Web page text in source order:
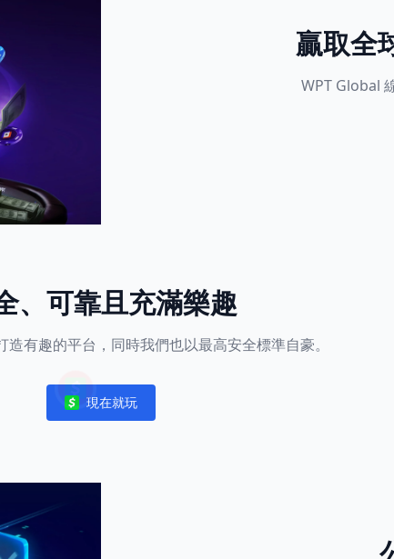
贏取全
WPT Global
、可靠且充滿樂趣
有趣的平台，同時我們也以最高安全標準自豪。
Notifications
現在就玩